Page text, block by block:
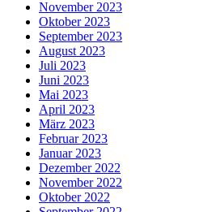
November 2023
Oktober 2023
September 2023
August 2023
Juli 2023
Juni 2023
Mai 2023
April 2023
März 2023
Februar 2023
Januar 2023
Dezember 2022
November 2022
Oktober 2022